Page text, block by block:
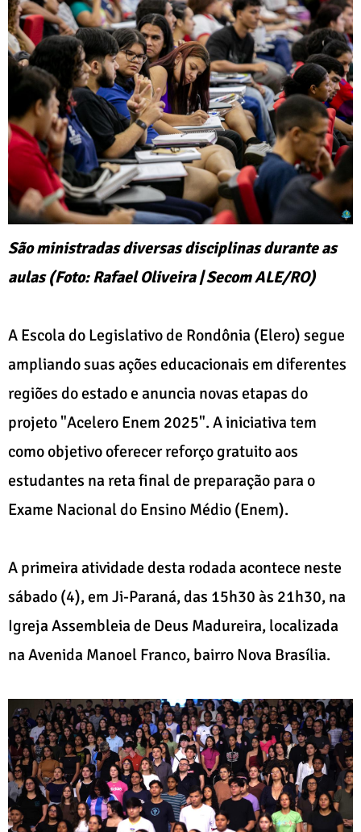
São ministradas diversas disciplinas durante as
aulas (Foto: Rafael Oliveira | Secom ALE/RO)
A Escola do Legislativo de Rondônia (Elero) segue
ampliando suas ações educacionais em diferentes
regiões do estado e anuncia novas etapas do
projeto "Acelero Enem 2025". A iniciativa tem
como objetivo oferecer reforço gratuito aos
estudantes na reta final de preparação para o
Exame Nacional do Ensino Médio (Enem).
A primeira atividade desta rodada acontece neste
sábado (4), em Ji-Paraná, das 15h30 às 21h30, na
Igreja Assembleia de Deus Madureira, localizada
na Avenida Manoel Franco, bairro Nova Brasília.